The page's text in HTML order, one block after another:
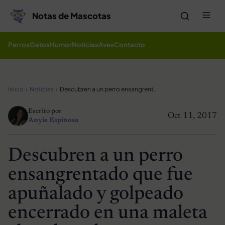
Notas de Mascotas
PerrosGatosHumorNoticiasAvesContacto
Inicio Noticias Descubren a un perro ensangrentado que fue apuñalado y golpeado encerrado en una maleta abandonada
Oct 11, 2017
Escrito por
Anyie Espinosa
Descubren a un perro
ensangrentado que fue
apuñalado y golpeado
encerrado en una maleta